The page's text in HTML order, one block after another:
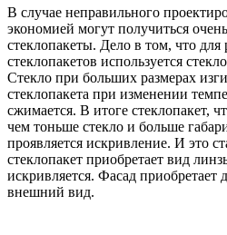
В случае неправильного
экономией могут получиться
стеклопакеты. Дело в том, что для
стеклопакетов используется
Стекло при больших размерах
стеклопакета при изменении
сжимается. В итоге стеклопакет,
чем тоньше стекло и больше
проявляется искривление. И это
стеклопакет приобретает вид
искривляется. Фасад
внешний вид.